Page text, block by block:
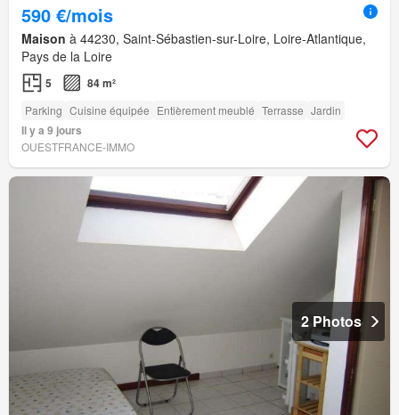
590 €/mois
Maison à 44230, Saint-Sébastien-sur-Loire, Loire-Atlantique,
Pays de la Loire
5 84 m²
Parking Cuisine équipée Entièrement meublé Terrasse Jardin
Il y a 9 jours
OUESTFRANCE-IMMO
2 Photos